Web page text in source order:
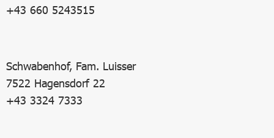
+43 660 5243515
Schwabenhof, Fam. Luisser
7522 Hagensdorf 22
+43 3324 7333